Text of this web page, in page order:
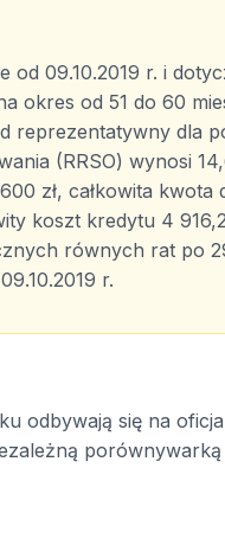
od 09.10.2019 r. i
okres od 51 do 60
reprezentatywny dla
(RRSO) wynosi
zł, całkowita kwota
koszt kredytu 4
równych rat po
r.
odbywają się na